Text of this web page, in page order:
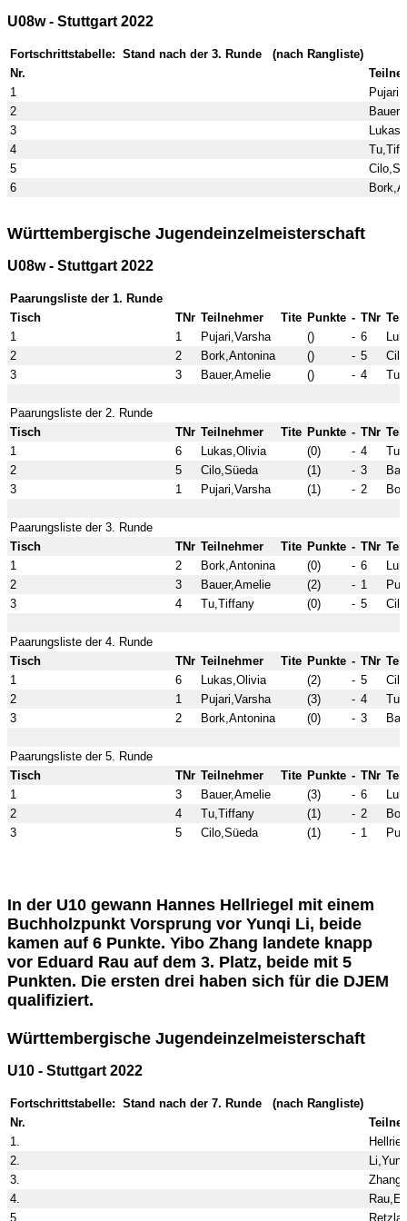
U08w - Stuttgart 2022
Fortschrittstabelle: Stand nach der 3. Runde (nach Rangliste)
Nr.
1
2
3
4
5
6
Württembergische Jugendeinzelmeisterschaft
U08w - Stuttgart 2022
Paarungsliste der 1. Runde
Tisch
TNr Teilnehmer Tite Punkte - TNr
1
1 Pujari,Varsha () - 6
2
2 Bork,Antonina () - 5
3
3 Bauer,Amelie () - 4
Paarungsliste der 2. Runde
Tisch
TNr Teilnehmer Tite Punkte - TNr
1
6 Lukas,Olivia (0) - 4
2
5 Cilo,Süeda (1) - 3
3
1 Pujari,Varsha (1) - 2
Paarungsliste der 3. Runde
Tisch
TNr Teilnehmer Tite Punkte - TNr
1
2 Bork,Antonina (0) - 6
2
3 Bauer,Amelie (2) - 1
3
4 Tu,Tiffany (0) - 5
Paarungsliste der 4. Runde
Tisch
TNr Teilnehmer Tite Punkte - TNr
1
6 Lukas,Olivia (2) - 5
2
1 Pujari,Varsha (3) - 4
3
2 Bork,Antonina (0) - 3
Paarungsliste der 5. Runde
Tisch
TNr Teilnehmer Tite Punkte - TNr
1
3 Bauer,Amelie (3) - 6
2
4 Tu,Tiffany (1) - 2
3
5 Cilo,Süeda (1) - 1
In der U10 gewann Hannes Hellriegel mit einem
Buchholzpunkt Vorsprung vor Yunqi Li, beide
kamen auf 6 Punkte. Yibo Zhang landete knapp
vor Eduard Rau auf dem 3. Platz, beide mit 5
Punkten. Die ersten drei haben sich für die DJEM
qualifiziert.
Württembergische Jugendeinzelmeisterschaft
U10 - Stuttgart 2022
Fortschrittstabelle: Stand nach der 7. Runde (nach Rangliste)
Nr.
1.
2.
3.
4.
5.